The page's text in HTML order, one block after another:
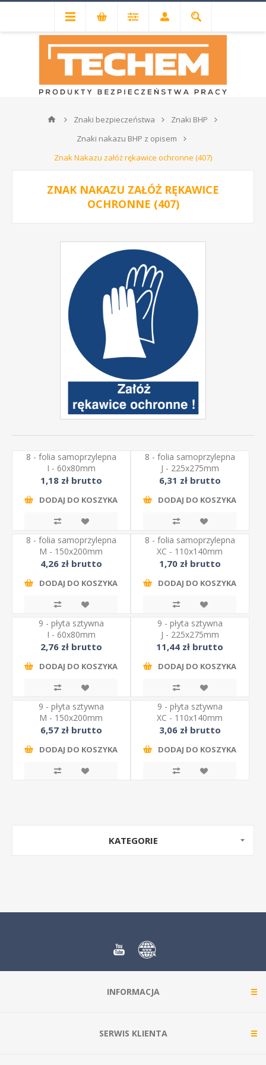
Znaki bezpieczeństwa
Znaki BHP
Znaki nakazu BHP z opisem
Znak Nakazu załóż rękawice ochronne (407)
ZNAK NAKAZU ZAŁÓŻ RĘKAWICE
OCHRONNE (407)
8 - folia samoprzylepna
I - 60x80mm
1,18 zł brutto
DODAJ DO KOSZYKA
8 - folia samoprzylepna
J - 225x275mm
6,31 zł brutto
DODAJ DO KOSZYKA
8 - folia samoprzylepna
M - 150x200mm
4,26 zł brutto
DODAJ DO KOSZYKA
8 - folia samoprzylepna
XC - 110x140mm
1,70 zł brutto
DODAJ DO KOSZYKA
9 - płyta sztywna
I - 60x80mm
2,76 zł brutto
DODAJ DO KOSZYKA
9 - płyta sztywna
J - 225x275mm
11,44 zł brutto
DODAJ DO KOSZYKA
9 - płyta sztywna
M - 150x200mm
6,57 zł brutto
DODAJ DO KOSZYKA
9 - płyta sztywna
XC - 110x140mm
3,06 zł brutto
DODAJ DO KOSZYKA
KATEGORIE
INFORMACJA
SERWIS KLIENTA